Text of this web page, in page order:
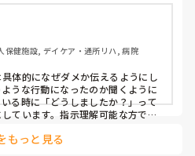
保健施設, デイケア・通所リハ, 病院
体的になぜダメか伝えるようにし
うな行動になったのか聞くように
る時に「どうしましたか？」って
ています。指示理解可能な方であ
ですみません(･･;)
もっと見る